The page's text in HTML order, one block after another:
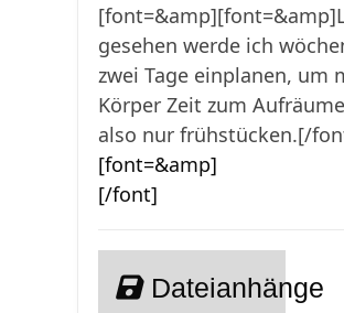
gesehen werde ich
zwei Tage einplanen, um
Körper Zeit zum
also nur frühstücken.[/
[font=&amp]
[/font]
Dateianhänge